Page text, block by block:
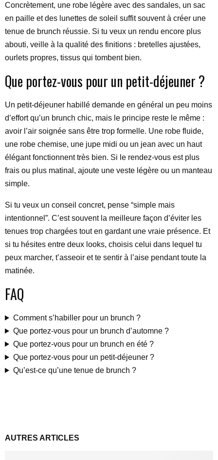
Concrètement, une robe légère avec des sandales, un sac
en paille et des lunettes de soleil suffit souvent à créer une
tenue de brunch réussie. Si tu veux un rendu encore plus
abouti, veille à la qualité des finitions : bretelles ajustées,
ourlets propres, tissus qui tombent bien.
Que portez-vous pour un petit-déjeuner ?
Un petit-déjeuner habillé demande en général un peu moins
d’effort qu’un brunch chic, mais le principe reste le même :
avoir l’air soignée sans être trop formelle. Une robe fluide,
une robe chemise, une jupe midi ou un jean avec un haut
élégant fonctionnent très bien. Si le rendez-vous est plus
frais ou plus matinal, ajoute une veste légère ou un manteau
simple.
Si tu veux un conseil concret, pense “simple mais
intentionnel”. C’est souvent la meilleure façon d’éviter les
tenues trop chargées tout en gardant une vraie présence. Et
si tu hésites entre deux looks, choisis celui dans lequel tu
peux marcher, t’asseoir et te sentir à l’aise pendant toute la
matinée.
FAQ
Comment s’habiller pour un brunch ?
Que portez-vous pour un brunch d’automne ?
Que portez-vous pour un brunch en été ?
Que portez-vous pour un petit-déjeuner ?
Qu’est-ce qu’une tenue de brunch ?
AUTRES ARTICLES